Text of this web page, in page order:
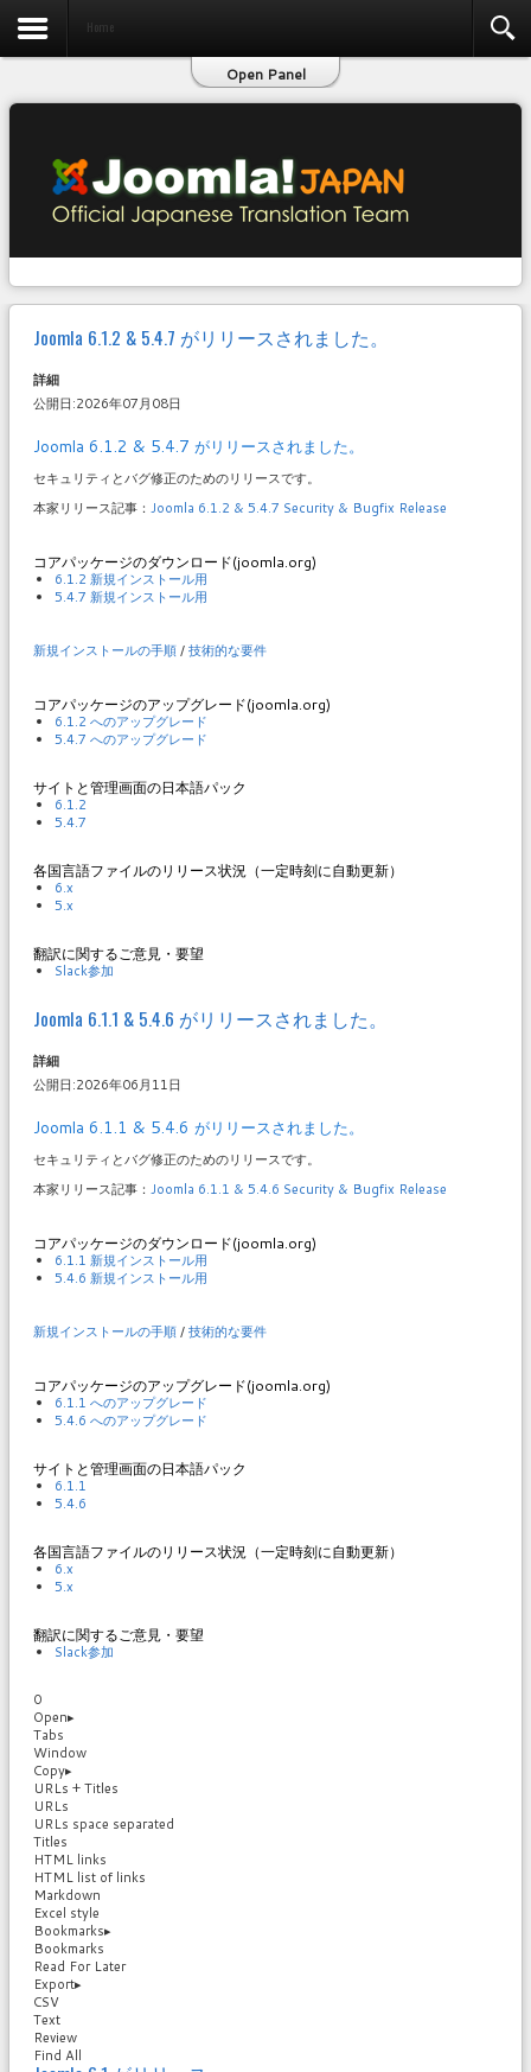
Home
Open Panel
Joomla 6.1.2 & 5.4.7 がリリースされました。
詳細
公開日:2026年07月08日
Joomla 6.1.2 & 5.4.7 がリリースされました。
セキュリティとバグ修正のためのリリースです。
本家リリース記事： Joomla 6.1.2 & 5.4.7 Security & Bugfix Release
コアパッケージのダウンロード(joomla.org)
6.1.2 新規インストール用
5.4.7 新規インストール用
新規インストールの手順/技術的な要件
コアパッケージのアップグレード(joomla.org)
6.1.2 へのアップグレード
5.4.7 へのアップグレード
サイトと管理画面の日本語パック
6.1.2
5.4.7
各国言語ファイルのリリース状況（一定時刻に自動更新）
6.x
5.x
翻訳に関するご意見・要望
Slack参加
Joomla 6.1.1 & 5.4.6 がリリースされました。
詳細
公開日:2026年06月11日
Joomla 6.1.1 & 5.4.6 がリリースされました。
セキュリティとバグ修正のためのリリースです。
本家リリース記事： Joomla 6.1.1 & 5.4.6 Security & Bugfix Release
コアパッケージのダウンロード(joomla.org)
6.1.1 新規インストール用
5.4.6 新規インストール用
新規インストールの手順/技術的な要件
コアパッケージのアップグレード(joomla.org)
6.1.1 へのアップグレード
5.4.6 へのアップグレード
サイトと管理画面の日本語パック
6.1.1
5.4.6
各国言語ファイルのリリース状況（一定時刻に自動更新）
6.x
5.x
翻訳に関するご意見・要望
Slack参加
0
Open▸
Tabs
Window
Copy▸
URLs + Titles
URLs
URLs space separated
Titles
HTML links
HTML list of links
Markdown
Excel style
Bookmarks▸
Bookmarks
Read For Later
Export▸
CSV
Text
Review
Find All